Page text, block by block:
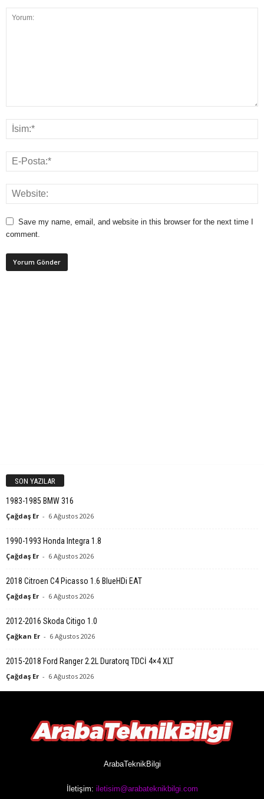
Save my name, email, and website in this browser for the next time I
comment.
SON YAZILAR
1983-1985 BMW 316
Çağdaş Er - 6 Ağustos 2026
1990-1993 Honda Integra 1.8
Çağdaş Er - 6 Ağustos 2026
2018 Citroen C4 Picasso 1.6 BlueHDi EAT
Çağdaş Er - 6 Ağustos 2026
2012-2016 Skoda Citigo 1.0
Çağkan Er - 6 Ağustos 2026
2015-2018 Ford Ranger 2.2L Duratorq TDCİ 4×4 XLT
Çağdaş Er - 6 Ağustos 2026
ArabaTeknikBilgi
İletişim: iletisim@arabateknikbilgi.com